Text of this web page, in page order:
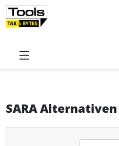
Startseite
SARA Alternativen